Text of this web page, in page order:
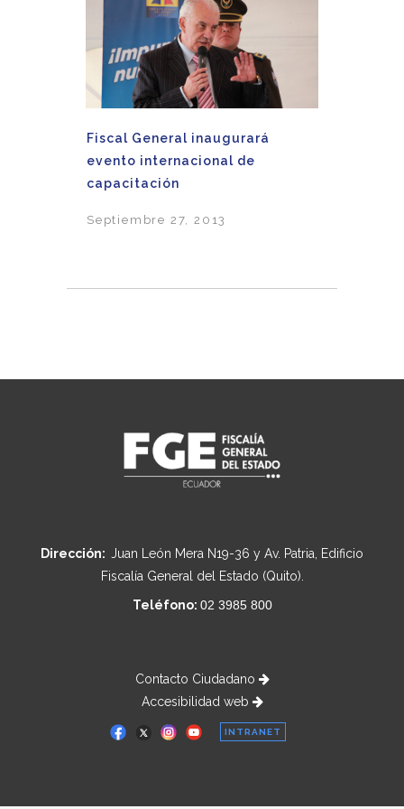
Fiscal General inaugurará
evento internacional de
capacitación
Septiembre 27, 2013
Dirección: Juan León Mera N19-36 y Av. Patria, Edificio
Fiscalía General del Estado (Quito).
Teléfono: 02 3985 800
Contacto Ciudadano
Accesibilidad web
INTRANET